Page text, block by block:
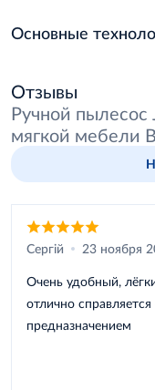
Основные
Отзывы
Ручной
мягкой мебели
Сергій 23 ноября
Очень удобный,
отлично
предназначением